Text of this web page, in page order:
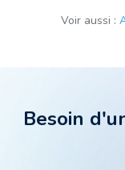
Voir aussi :
Besoin